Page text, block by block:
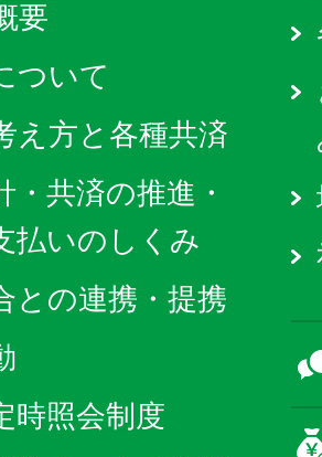
要
ついて
え方と各種共済
・共済の推進・
払いのしくみ
との連携・提携
時照会制度